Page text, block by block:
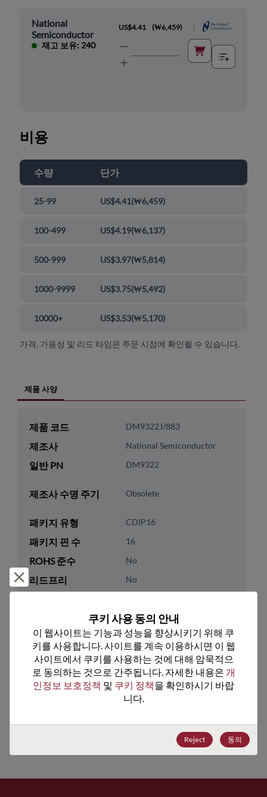
National
Semiconductor
재고 보유: 240
US$4.41 (₩6,459)
비용
수량 단가
25-99 US$4.41(₩6,459)
100-499 US$4.19(₩6,137)
500-999 US$3.97(₩5,814)
1000-9999 US$3.75(₩5,492)
10000+ US$3.53(₩5,170)
가격, 가용성 및 리드 타임은 주문 시점에 확인될 수 있습니다.
제품 사양
제품 코드 DM9322J/883
제조사 National Semiconductor
일반 PN DM9322
제조사 수명 주기 Obsolete
패키지 유형 CDIP16
패키지 핀 수 16
ROHS 준수 No
리드프리 No
0
기술 카테고리 Logic
기술 하위 카테고리 Standard Logic
기술 그룹 Switch/Mux/Demux/Decode
거부 및 닫기
쿠키 사용 동의 안내
이 웹사이트는 기능과 성능을 향상시키기 위해 쿠
키를 사용합니다. 사이트를 계속 이용하시면 이 웹
사이트에서 쿠키를 사용하는 것에 대해 암묵적으
로 동의하는 것으로 간주됩니다. 자세한 내용은 개
인정보 보호정책 및 쿠키 정책을 확인하시기 바랍
니다.
Reject 동의